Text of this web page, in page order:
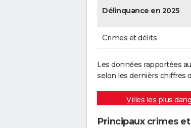
Délinquance en 2025
Crimes et délits
Les données rapportées
selon les dernièrs chiffres
Villes les plus
Principaux crimes